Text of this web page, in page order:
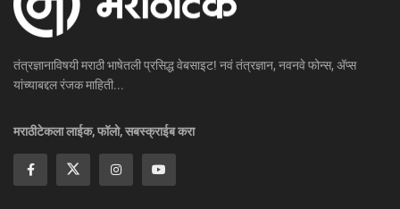
तंत्रज्ञानाविषयी मराठी भाषेतली प्रसिद्ध वेबसाइट! नवं तंत्रज्ञान, नवनवे फोन्स, ॲप्स
यांच्याबद्दल रंजक माहिती...
मराठीटेकला लाईक, फॉलो, सबस्क्राईब करा